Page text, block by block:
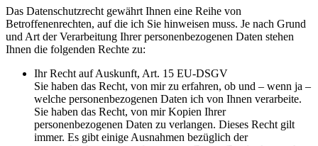
Das Datenschutzrecht gewährt Ihnen eine Reihe von
Betroffenenrechten, auf die ich Sie hinweisen muss. Je nach Grund
und Art der Verarbeitung Ihrer personenbezogenen Daten stehen
Ihnen die folgenden Rechte zu:
Ihr Recht auf Auskunft, Art. 15 EU-DSGV
Sie haben das Recht, von mir zu erfahren, ob und – wenn ja –
welche personenbezogenen Daten ich von Ihnen verarbeite.
Sie haben das Recht, von mir Kopien Ihrer
personenbezogenen Daten zu verlangen. Dieses Recht gilt
immer. Es gibt einige Ausnahmen bezüglich der